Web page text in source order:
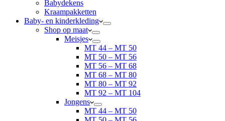
Babydekens
Kraampakketten
Baby- en kinderkleding
Shop op maat
Meisjes
MT 44 – MT 50
MT 50 – MT 56
MT 56 – MT 68
MT 68 – MT 80
MT 80 – MT 92
MT 92 – MT 104
Jongens
MT 44 – MT 50